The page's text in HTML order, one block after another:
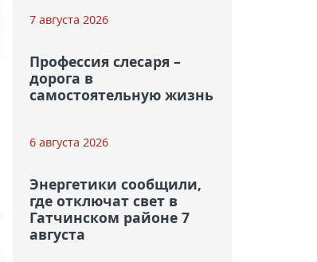
7 августа 2026
Профессия слесаря –
дорога в
самостоятельную жизнь
6 августа 2026
Энергетики сообщили,
где отключат свет в
Гатчинском районе 7
августа